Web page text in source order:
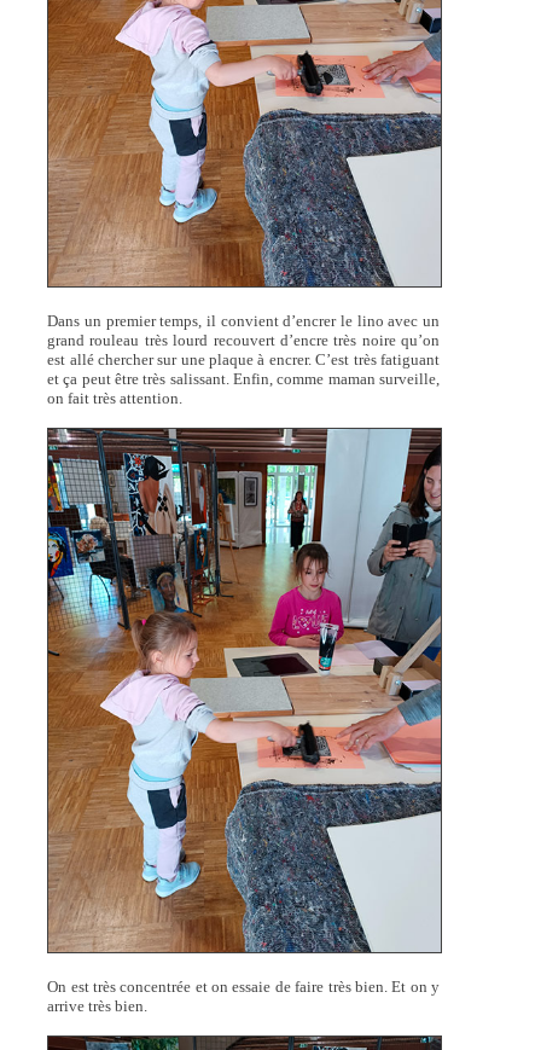
Dans un premier temps, il convient d’encrer le lino avec un
grand rouleau très lourd recouvert d’encre très noire qu’on
est allé chercher sur une plaque à encrer. C’est très fatiguant
et ça peut être très salissant. Enfin, comme maman surveille,
on fait très attention.
On est très concentrée et on essaie de faire très bien. Et on y
arrive très bien.